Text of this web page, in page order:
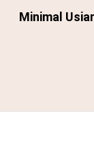
Minimal